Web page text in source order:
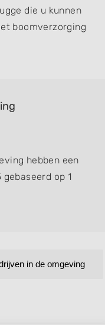
die u kunnen
boomverzorging
hebben een
op 1
in de omgeving